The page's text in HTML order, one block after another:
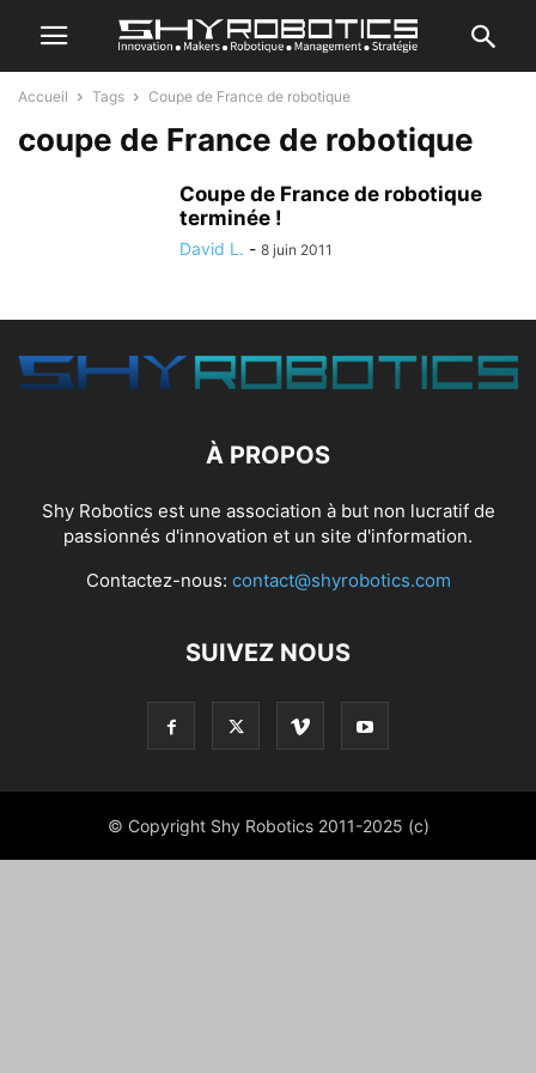
Accueil Tags Coupe de France de robotique
coupe de France de robotique
Coupe de France de robotique
terminée !
David L. - 8 juin 2011
À PROPOS
Shy Robotics est une association à but non lucratif de
passionnés d'innovation et un site d'information.
Contactez-nous: contact@shyrobotics.com
SUIVEZ NOUS
© Copyright Shy Robotics 2011-2025 (c)